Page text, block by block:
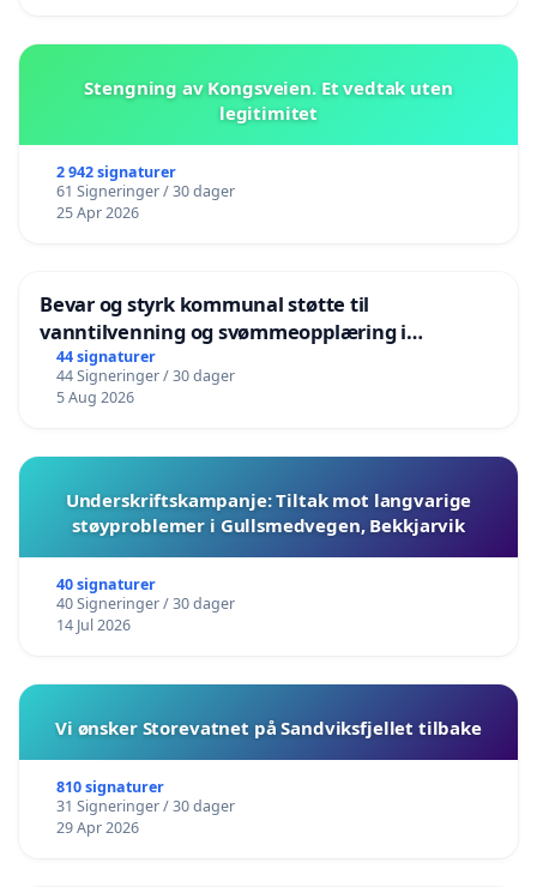
Stengning av Kongsveien. Et vedtak uten
legitimitet
2 942 signaturer
61 Signeringer / 30 dager
25 Apr 2026
Bevar og styrk kommunal støtte til
vanntilvenning og svømmeopplæring i
barnehagene i Haugesund
44 signaturer
44 Signeringer / 30 dager
5 Aug 2026
Underskriftskampanje: Tiltak mot langvarige
støyproblemer i Gullsmedvegen, Bekkjarvik
40 signaturer
40 Signeringer / 30 dager
14 Jul 2026
Vi ønsker Storevatnet på Sandviksfjellet tilbake
810 signaturer
31 Signeringer / 30 dager
29 Apr 2026